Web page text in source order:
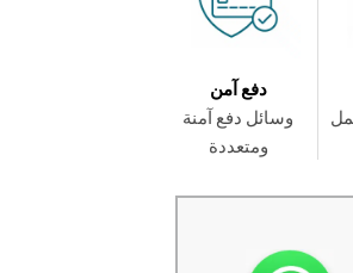
دفع آمن
وسائل دفع آمنة
ومتعددة